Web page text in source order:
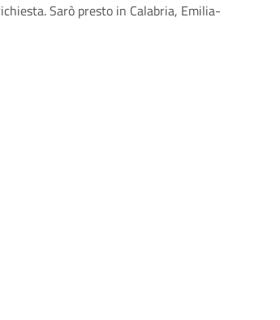
Sarò presto in Calabria, Emilia-